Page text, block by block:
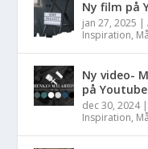
Ny film på
jan 27, 2025 |
Inspiration,
Ny video-
på Youtube
dec 30, 2024
Inspiration,